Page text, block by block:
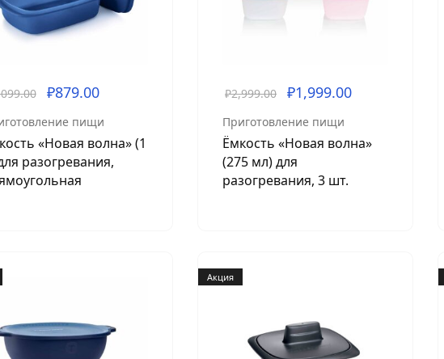
₽879.00
пищи
«Новая волна» (1
разогревания,
₽2,999.00 ₽1,999.00
Приготовление пищи
Ёмкость «Новая волна»
(275 мл) для
разогревания, 3 шт.
Акция